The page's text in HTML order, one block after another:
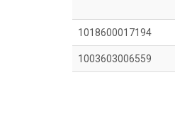
1018600017194
1003603006559